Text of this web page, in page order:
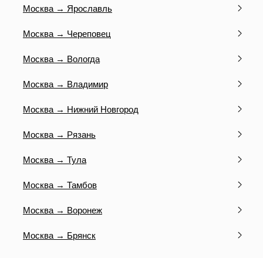
Москва → Ярославль
Москва → Череповец
Москва → Вологда
Москва → Владимир
Москва → Нижний Новгород
Москва → Рязань
Москва → Тула
Москва → Тамбов
Москва → Воронеж
Москва → Брянск